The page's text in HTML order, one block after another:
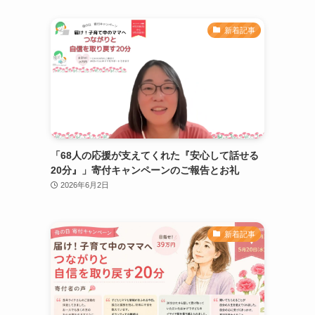
新着記事
「68人の応援が支えてくれた『安心して話せる
20分』」寄付キャンペーンのご報告とお礼
2026年6月2日
新着記事